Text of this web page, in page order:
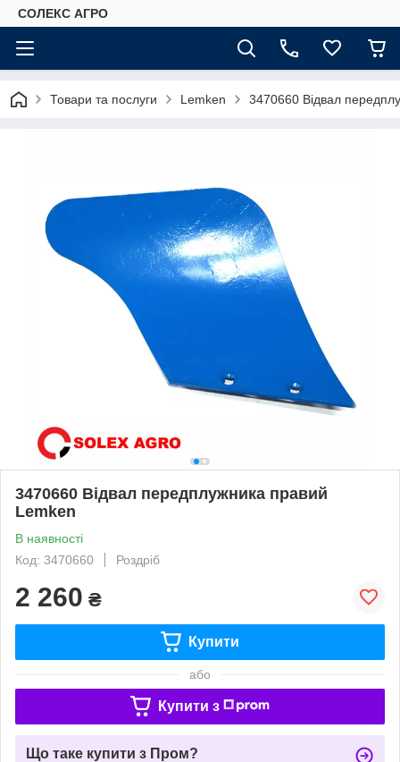
СОЛЕКС АГРО
Товари та послуги Lemken 3470660 Відвал
3470660 Відвал передплужника правий
Lemken
В наявності
Код: 3470660
Роздріб
2 260 ₴
Купити
або
Купити з
Що таке купити з Пром?